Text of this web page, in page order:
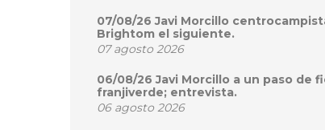
07/08/26 Javi Morcillo
Brightom el siguiente.
07 agosto 2026
06/08/26 Javi Morcillo a un paso de
franjiverde; entrevista.
06 agosto 2026